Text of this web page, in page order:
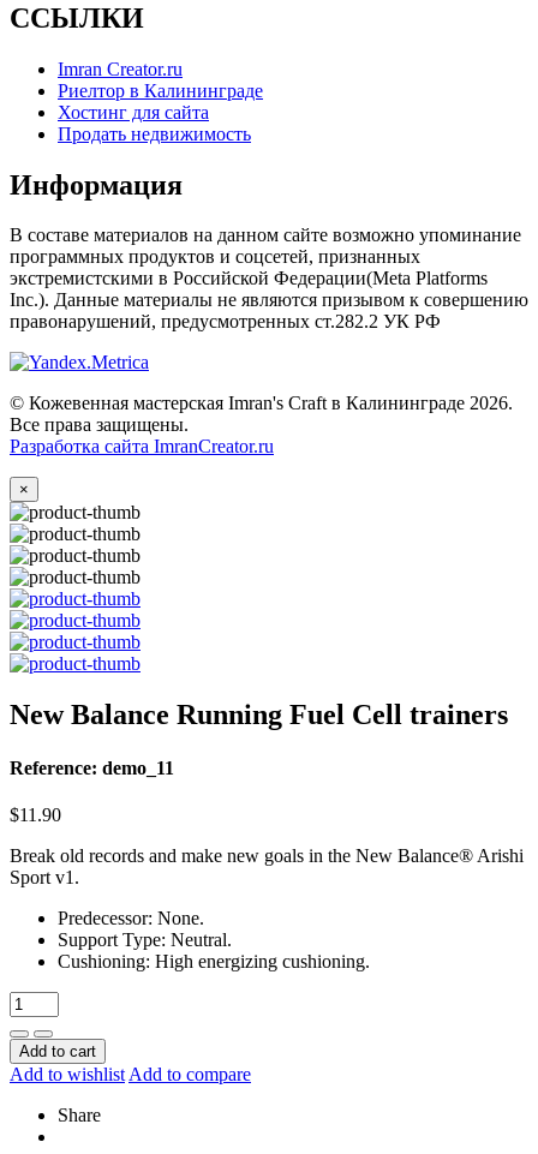
ССЫЛКИ
Imran Creator.ru
Риелтор в Калининграде
Хостинг для сайта
Продать недвижимость
Информация
В составе материалов на данном сайте возможно упоминание
программных продуктов и соцсетей, признанных
экстремистскими в Российской Федерации(Meta Platforms
Inc.). Данные материалы не являются призывом к совершению
правонарушений, предусмотренных ст.282.2 УК РФ
© Кожевенная мастерская Imran's Craft в Калининграде 2026.
Все права защищены.
Разработка сайта ImranCreator.ru
×
New Balance Running Fuel Cell trainers
Reference: demo_11
$11.90
Break old records and make new goals in the New Balance® Arishi
Sport v1.
Predecessor: None.
Support Type: Neutral.
Cushioning: High energizing cushioning.
Add to cart
Add to wishlist Add to compare
Share